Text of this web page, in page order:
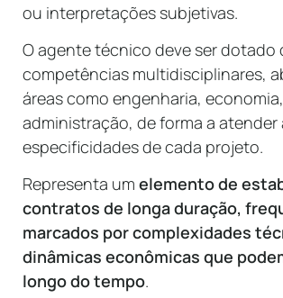
ou interpretações subjetivas.
O agente técnico deve ser dotado
competências multidisciplinares,
áreas como engenharia,
administração, de forma a atender
especificidades de cada projeto.
Representa um elemento de
contratos de longa duração,
marcados por complexidades
dinâmicas econômicas que
longo do tempo.